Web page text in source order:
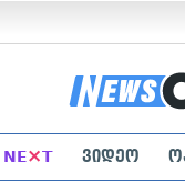
NE×T ვიდეო